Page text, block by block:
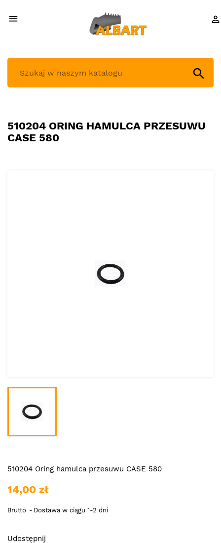
 

510204 ORING HAMULCA PRZESUWU
CASE 580
510204 Oring hamulca przesuwu CASE 580
14,00 zł
Brutto Dostawa w ciągu 1-2 dni
Udostępnij